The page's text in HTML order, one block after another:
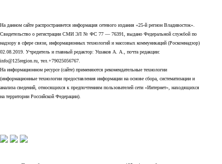
На данном сайте распространяется информация сетевого издания «25-й регион Владивосток».
Свидетельство о регистрации СМИ ЭЛ № ФС 77 — 76391, выдано Федеральной службой по
надзору в сфере связи, информационных технологий и массовых коммуникаций (Роскомнадзор)
02.08.2019. Учредитель и главный редактор: Ушаков А. А., почта редакции:
info@125region.ru, тел.+79025056767.
На информационном ресурсе (сайте) применяются рекомендательные технологии
(информационные технологии предоставления информации на основе сбора, систематизации и
анализа сведений, относящихся к предпочтениям пользователей сети «Интернет», находящихся
на территории Российской Федерации).